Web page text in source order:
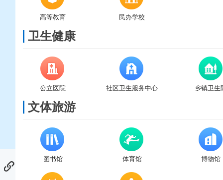
高等教育 民办学校
卫生健康
公立医院 社区卫生服务中心 乡镇卫生
文体旅游
图书馆 体育馆 博物馆